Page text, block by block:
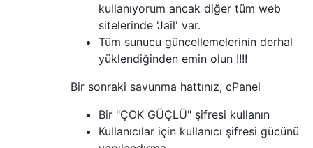
kullanıyorum ancak diğer tüm web
sitelerinde 'Jail' var.
Tüm sunucu güncellemelerinin derhal
yüklendiğinden emin olun !!!!
Bir sonraki savunma hattınız, cPanel
Bir "ÇOK GÜÇLÜ" şifresi kullanın
Kullanıcılar için kullanıcı şifresi gücünü